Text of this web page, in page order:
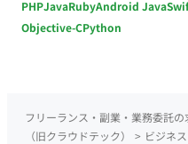
PHPJavaRubyAndroid Java
Objective-CPython
フリーランス・副業・業務委託
（旧クラウドテック）
> ビジネ